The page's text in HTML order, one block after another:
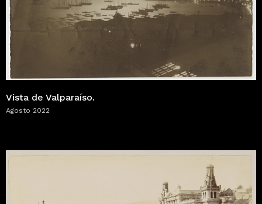
Vista de Valparaíso.
Agosto 2022